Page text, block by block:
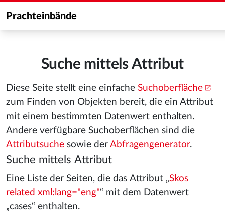
Prachteinbände
Suche mittels Attribut
Diese Seite stellt eine einfache Suchoberfläche
zum Finden von Objekten bereit, die ein Attribut
mit einem bestimmten Datenwert enthalten.
Andere verfügbare Suchoberflächen sind die
Attributsuche sowie der Abfragengenerator.
Suche mittels Attribut
Eine Liste der Seiten, die das Attribut „Skos
related xml:lang="eng"“ mit dem Datenwert
„cases“ enthalten.